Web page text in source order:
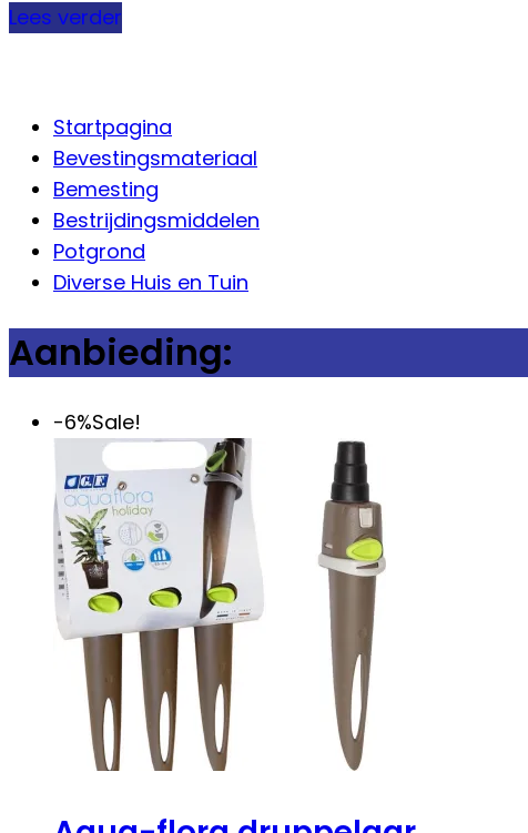
Lees verder
Startpagina
Bevestingsmateriaal
Bemesting
Bestrijdingsmiddelen
Potgrond
Diverse Huis en Tuin
Aanbieding:
-6%Sale!